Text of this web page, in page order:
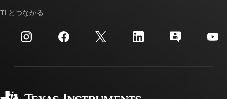
投資家向け情報
製造
クロスリファレンス検索
カスタマー・サポート・センター
ご注文に関する FAQ
TI とつながる